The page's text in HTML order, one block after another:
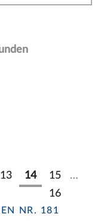
13 14 15
…
16
NR. 181